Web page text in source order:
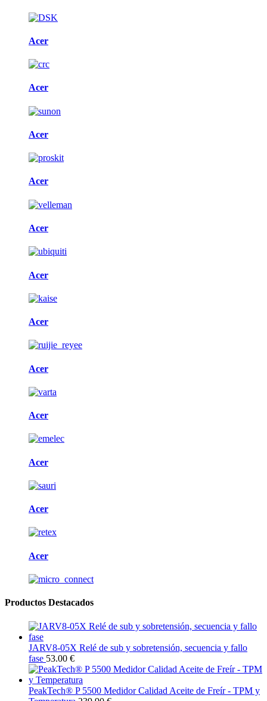
Acer
Acer
Acer
Acer
Acer
Acer
Acer
Acer
Acer
Acer
Acer
Acer
Productos Destacados
JARV8-05X Relé de sub y sobretensión, secuencia y fallo
fase 53.00 €
PeakTech® P 5500 Medidor Calidad Aceite de Freír - TPM y